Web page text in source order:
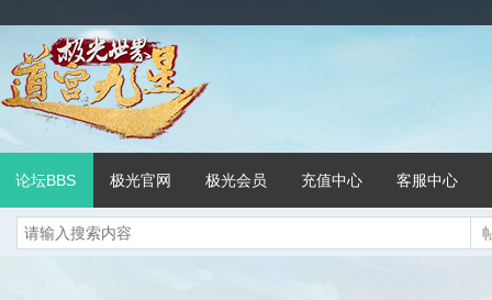
论坛BBS 极光官网 极光会员 充值中心 客服中心